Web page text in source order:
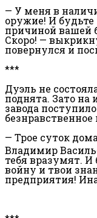
— У меня в
оружие! И
причиной вашей
Скоро! —
повернулся и
***
Дуэль не
поднята. Зато на
завода
— Трое суток
Владимир
тебя вразумят. И
войну и твои
предприятия!